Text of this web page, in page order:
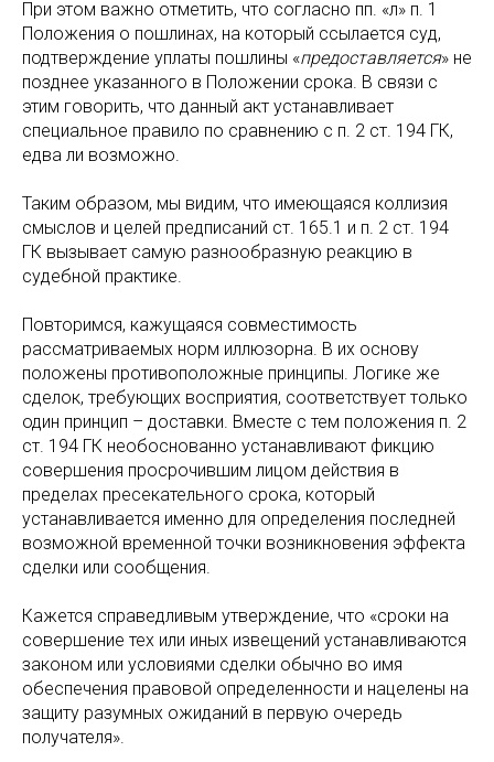
При этом важно отметить, что согласно пп. «л» п. 1
Положения о пошлинах, на который ссылается суд,
подтверждение уплаты пошлины «предоставляется» не
позднее указанного в Положении срока. В связи с
этим говорить, что данный акт устанавливает
специальное правило по сравнению с п. 2 ст. 194 ГК,
едва ли возможно.
Таким образом, мы видим, что имеющаяся коллизия
смыслов и целей предписаний ст. 165.1 и п. 2 ст. 194
ГК вызывает самую разнообразную реакцию в
судебной практике.
Повторимся, кажущаяся совместимость
рассматриваемых норм иллюзорна. В их основу
положены противоположные принципы. Логике же
сделок, требующих восприятия, соответствует только
один принцип – доставки. Вместе с тем положения п. 2
ст. 194 ГК необоснованно устанавливают фикцию
совершения просрочившим лицом действия в
пределах пресекательного срока, который
устанавливается именно для определения последней
возможной временной точки возникновения эффекта
сделки или сообщения.
Кажется справедливым утверждение, что «сроки на
совершение тех или иных извещений устанавливаются
законом или условиями сделки обычно во имя
обеспечения правовой определенности и нацелены на
защиту разумных ожиданий в первую очередь
получателя».